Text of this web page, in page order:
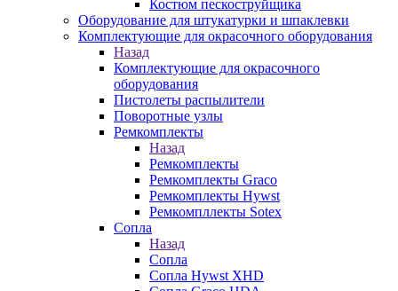
Костюм пескоструйщика
Оборудование для штукатурки и шпаклевки
Комплектующие для окрасочного оборудования
Назад
Комплектующие для окрасочного
оборудования
Пистолеты распылители
Поворотные узлы
Ремкомплекты
Назад
Ремкомплекты
Ремкомплекты Graco
Ремкомплекты Hywst
Ремкомпллекты Sotex
Сопла
Назад
Сопла
Сопла Hywst XHD